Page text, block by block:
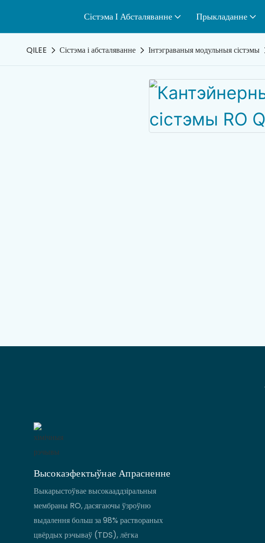
Сістэма І Абсталяванне Прыкладанне
QILEE Сістэма і абсталяванне Інтэграваныя модульныя сістэмы
Высокаэфектыўнае Апрасненне
Выкарыстоўвае высокааддзіральныя
мембраны RO, дасягаючы ўзроўню
выдалення больш за 98% раствораных
цвёрдых рэчываў (TDS), лёгка